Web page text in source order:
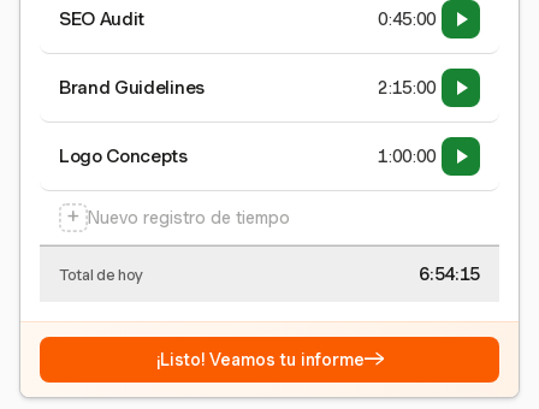
SEO Audit 0:45:00
Brand Guidelines 2:15:00
Logo Concepts 1:00:00
+ Nuevo registro de tiempo
Total de hoy 6:54:15
¡Listo! Veamos tu informe→